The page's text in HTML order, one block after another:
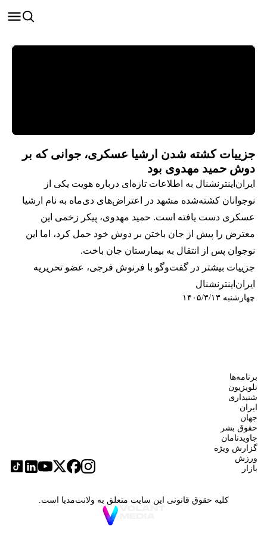
جزییات کشته شدن ارشیا عسکری، جوانی که بر
دوش حمید مهدوی بود
ایران‌اینترنشنال به اطلاعات تازه‌ای درباره هویت یکی از
نوجوانان کشته‌شده مشهد در اعتراض‌های دی‌ماه به نام ارشیا
عسکری دست یافته است. حمید مهدوی، پیکر زخمی این
معترض را پیش از جان باختن بر دوش خود حمل کرد، اما این
نوجوان پس از انتقال به بیمارستان جان باخت.
جزییات بیشتر در گفت‌وگو با فرنوش فرجی، عضو تحریریه
ایران‌اینترنشنال
چهارشنبه ۱۴۰۵/۳/۱۳
برنامه‌ها
تلویزیون
شنیداری
ایران
جهان
حقوق بشر
جاویدنامان
گزارش ویژه
ورزش
بازار
کلیه حقوق قانونی این سایت متعلق به ولانت‌مدیا است.